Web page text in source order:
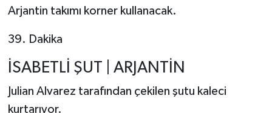
Arjantin takımı korner kullanacak.
39. Dakika
İSABETLİ ŞUT | ARJANTİN
Julian Alvarez tarafından çekilen şutu kaleci
kurtarıyor.